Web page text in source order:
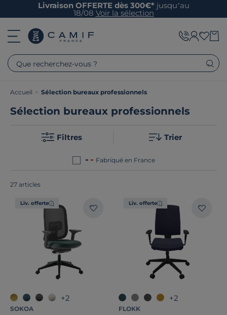
Livraison OFFERTE dès 300€* jusqu’au
18/08 Voir la sélection
Que recherchez-vous ?
Accueil > Sélection bureaux professionnels
Sélection bureaux professionnels
Filtres Trier
Fabriqué en France
27 articles
Liv. offerte
+2
SOKOA
Liv. offerte
+2
FLOKK